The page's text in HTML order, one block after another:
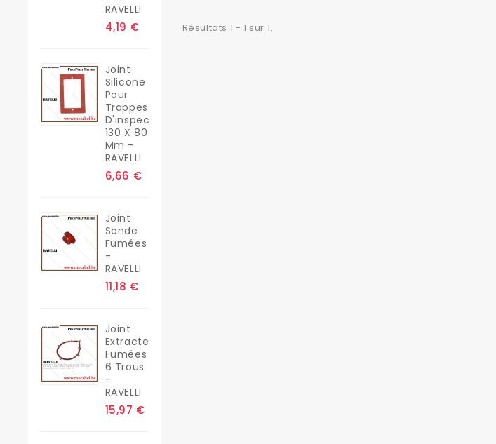
RAVELLI
4,19 €
Joint
Silicone
Pour
Trappes
D'inspection
130 X 80
Mm -
RAVELLI
6,66 €
Joint
Sonde
Fumées
-
RAVELLI
11,18 €
Joint
Extracteur
Fumées
6 Trous
-
RAVELLI
15,97 €
Résultats 1 - 1 sur 1.